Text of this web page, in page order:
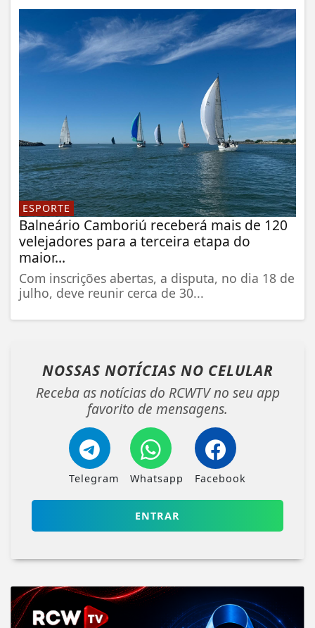
ESPORTE
Balneário Camboriú receberá mais de 120
velejadores para a terceira etapa do
maior...
Com inscrições abertas, a disputa, no dia 18 de
julho, deve reunir cerca de 30...
NOSSAS NOTÍCIAS NO CELULAR
Receba as notícias do RCWTV no seu app
favorito de mensagens.
Telegram Whatsapp Facebook
ENTRAR